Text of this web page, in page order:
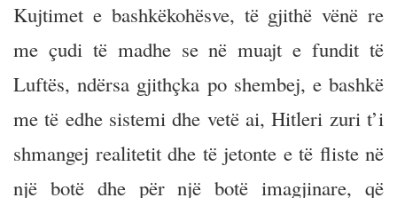
Kujtimet e bashkëkohësve, të gjithë vënë re
me çudi të madhe se në muajt e fundit të
Luftës, ndërsa gjithçka po shembej, e bashkë
me të edhe sistemi dhe vetë ai, Hitleri zuri t’i
shmangej realitetit dhe të jetonte e të fliste në
një botë dhe për një botë imagjinare, që